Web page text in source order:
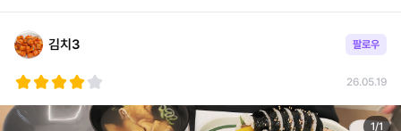
김치3 팔로우
26.05.19
1/1